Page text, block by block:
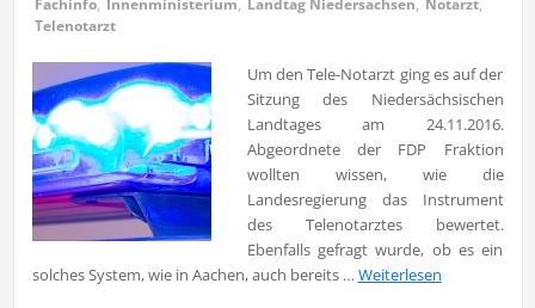
Fachinfo, Innenministerium, Landtag Niedersachsen, Notarzt,
Telenotarzt
Um den Tele-Notarzt ging es auf der
Sitzung des Niedersächsischen
Landtages am 24.11.2016.
Abgeordnete der FDP Fraktion
wollten wissen, wie die
Landesregierung das Instrument
des Telenotarztes bewertet.
Ebenfalls gefragt wurde, ob es ein
solches System, wie in Aachen, auch bereits … Weiterlesen